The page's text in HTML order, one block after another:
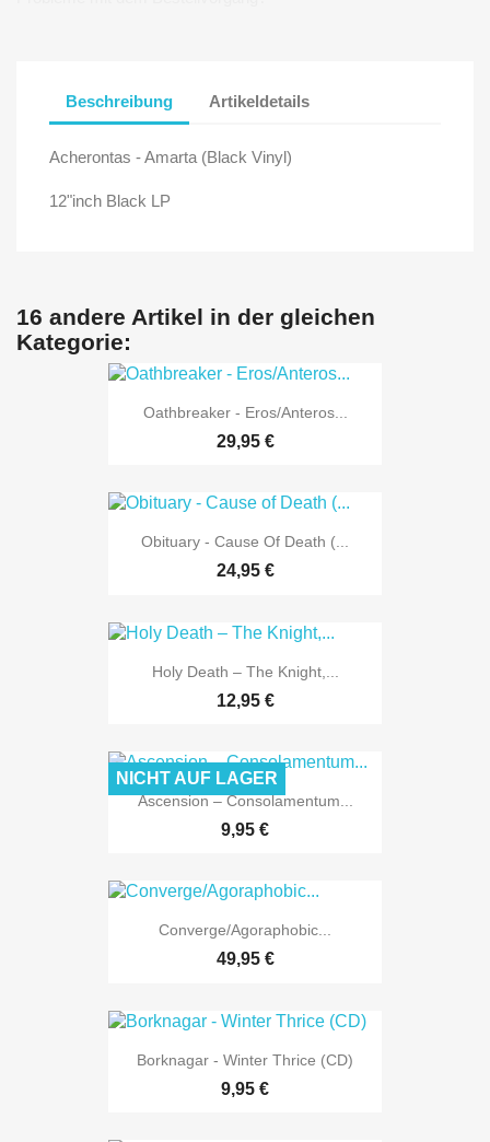
Beschreibung Artikeldetails
Acherontas - Amarta (Black Vinyl)
12"inch Black LP
16 andere Artikel in der gleichen
Kategorie:
Oathbreaker - Eros/Anteros...
29,95 €
Obituary - Cause Of Death (...
24,95 €
Holy Death ‎– The Knight,...
12,95 €
Ascension – Consolamentum...
9,95 €
NICHT AUF LAGER
Converge/Agoraphobic...
49,95 €
Borknagar - Winter Thrice (CD)
9,95 €